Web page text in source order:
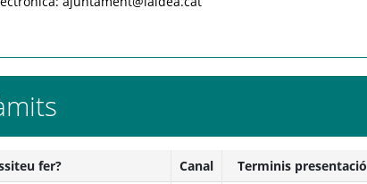
fer? Canal Terminis presentació